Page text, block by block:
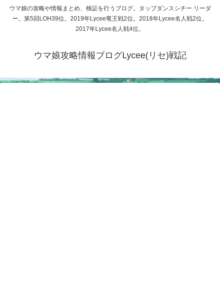
ウマ娘の攻略や情報まとめ、検証を行うブログ。タップダンスシチー リーダ
ー。第5回LOH39位。2019年Lycee竜王戦2位。2018年Lycee名人戦2位。
2017年Lycee名人戦4位。
ウマ娘攻略情報ブログLycee(リセ)戦記